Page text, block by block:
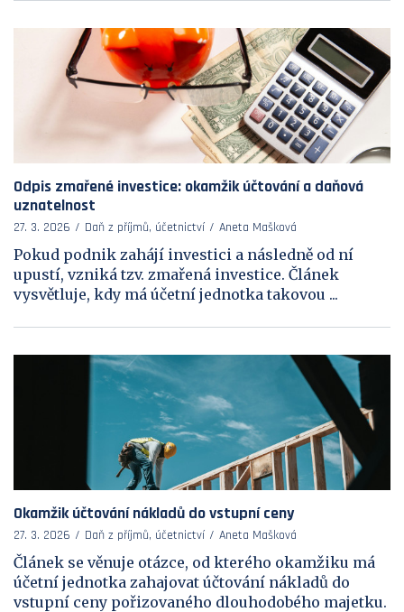
Odpis zmařené investice: okamžik účtování a daňová
uznatelnost
27. 3. 2026 Daň z příjmů, účetnictví Aneta Mašková
Pokud podnik zahájí investici a následně od ní
upustí, vzniká tzv. zmařená investice. Článek
vysvětluje, kdy má účetní jednotka takovou ...
Okamžik účtování nákladů do vstupní ceny
27. 3. 2026 Daň z příjmů, účetnictví Aneta Mašková
Článek se věnuje otázce, od kterého okamžiku má
účetní jednotka zahajovat účtování nákladů do
vstupní ceny pořizovaného dlouhodobého majetku.